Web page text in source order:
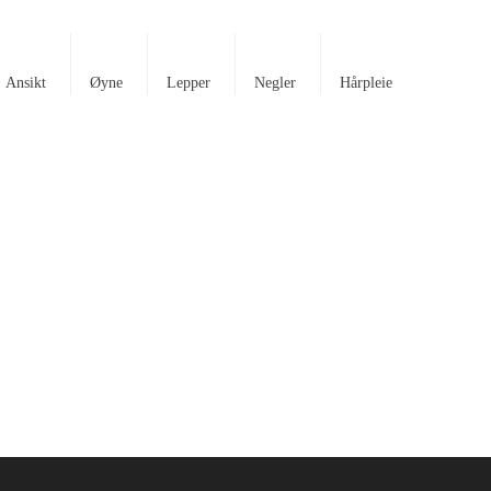
Ansikt Øyne Lepper Negler Hårpleie